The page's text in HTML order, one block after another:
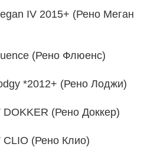
IV 2015+ (Рено Меган
(Рено Флюенс)
*2012+ (Рено Лоджи)
(Рено Доккер)
(Рено Клио)